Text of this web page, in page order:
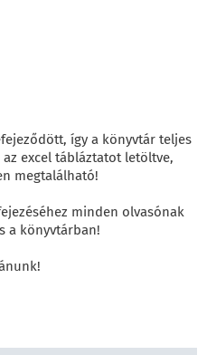
így a könyvtár teljes
excel tábláztatot letöltve,
megtalálható!
minden olvasónak
a könyvtárban!